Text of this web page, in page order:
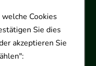
Cookies
Sie dies
akzeptieren Sie